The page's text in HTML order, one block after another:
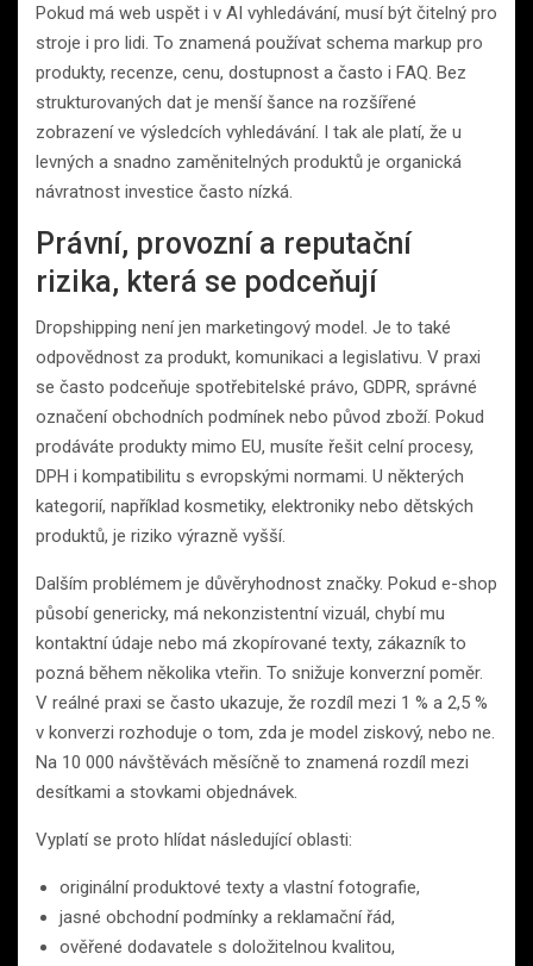
Pokud má web uspět i v AI vyhledávání, musí být čitelný pro
stroje i pro lidi. To znamená používat schema markup pro
produkty, recenze, cenu, dostupnost a často i FAQ. Bez
strukturovaných dat je menší šance na rozšířené
zobrazení ve výsledcích vyhledávání. I tak ale platí, že u
levných a snadno zaměnitelných produktů je organická
návratnost investice často nízká.
Právní, provozní a reputační
rizika, která se podceňují
Dropshipping není jen marketingový model. Je to také
odpovědnost za produkt, komunikaci a legislativu. V praxi
se často podceňuje spotřebitelské právo, GDPR, správné
označení obchodních podmínek nebo původ zboží. Pokud
prodáváte produkty mimo EU, musíte řešit celní procesy,
DPH i kompatibilitu s evropskými normami. U některých
kategorií, například kosmetiky, elektroniky nebo dětských
produktů, je riziko výrazně vyšší.
Dalším problémem je důvěryhodnost značky. Pokud e-shop
působí genericky, má nekonzistentní vizuál, chybí mu
kontaktní údaje nebo má zkopírované texty, zákazník to
pozná během několika vteřin. To snižuje konverzní poměr.
V reálné praxi se často ukazuje, že rozdíl mezi 1 % a 2,5 %
v konverzi rozhoduje o tom, zda je model ziskový, nebo ne.
Na 10 000 návštěvách měsíčně to znamená rozdíl mezi
desítkami a stovkami objednávek.
Vyplatí se proto hlídat následující oblasti:
originální produktové texty a vlastní fotografie,
jasné obchodní podmínky a reklamační řád,
ověřené dodavatele s doložitelnou kvalitou,